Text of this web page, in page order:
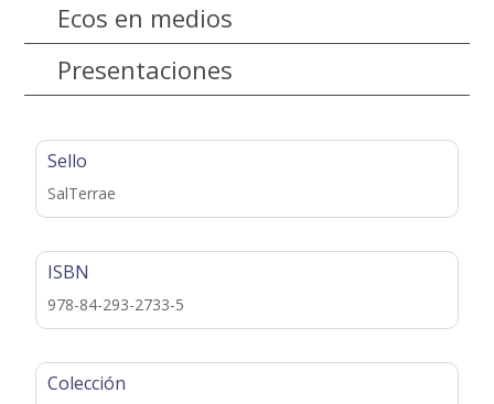
Ecos en medios
Presentaciones
Sello
SalTerrae
ISBN
978-84-293-2733-5
Colección